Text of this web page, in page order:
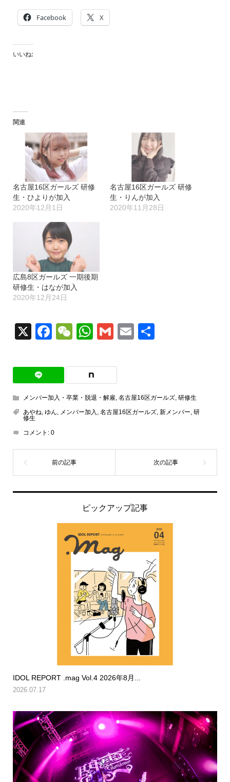
Facebook X
いいね:
関連
名古屋16区ガールズ 研修
生・ひよりが加入
2020年12月1日
名古屋16区ガールズ 研修
生・りんが加入
2020年11月28日
広島8区ガールズ 一期後期
研修生・はなが加入
2020年12月24日
X Facebook
WeChat
WhatsApp
GmailEmail
メンバー加入・卒業・脱退・解雇, 名古屋16区ガールズ, 研修生
あやね, ゆん, メンバー加入 , 名古屋16区ガールズ, 新メンバー, 研
修生
コメント: 0
ピックアップ記事
IDOL REPORT .mag Vol.4 2026年8月...
2026.07.17